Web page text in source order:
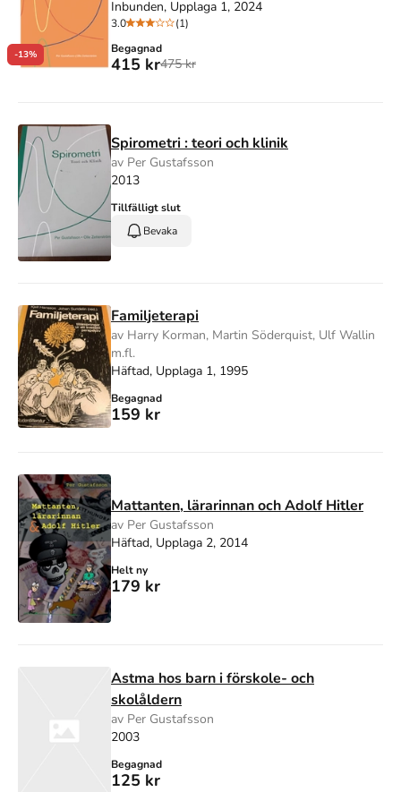
-13%
Inbunden, Upplaga 1, 2024
3.0
(1)
Begagnad
415 kr475 kr
Spirometri : teori och klinik
av Per Gustafsson
2013
Tillfälligt slut
Bevaka
Familjeterapi
av Harry Korman, Martin Söderquist, Ulf Wallin
m.fl.
Häftad, Upplaga 1, 1995
Begagnad
159 kr
Mattanten, lärarinnan och Adolf Hitler
av Per Gustafsson
Häftad, Upplaga 2, 2014
Helt ny
179 kr
Astma hos barn i förskole- och
skolåldern
av Per Gustafsson
2003
Begagnad
125 kr